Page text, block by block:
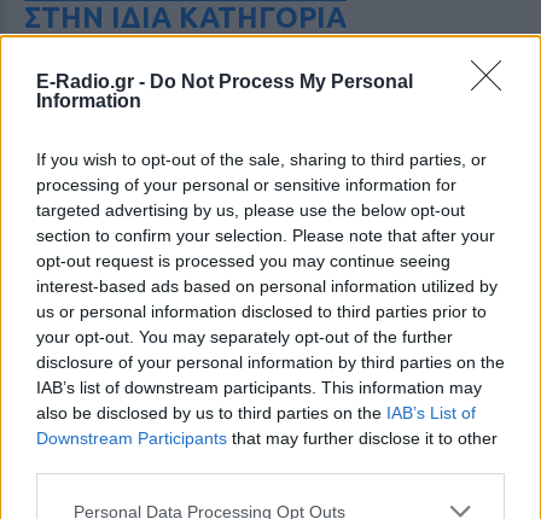
E-Radio.gr - Do Not Process My Personal
Information
If you wish to opt-out of the sale, sharing to third parties, or
processing of your personal or sensitive information for
targeted advertising by us, please use the below opt-out
section to confirm your selection. Please note that after your
opt-out request is processed you may continue seeing
interest-based ads based on personal information utilized by
us or personal information disclosed to third parties prior to
your opt-out. You may separately opt-out of the further
disclosure of your personal information by third parties on the
IAB’s list of downstream participants. This information may
also be disclosed by us to third parties on the IAB’s List of
Downstream Participants that may further disclose it to other
Personal Data Processing Opt Outs
ΣΤΗΝ ΙΔΙΑ ΚΑΤΗΓΟΡΙΑ
Χρήστος Δάντης: «Συνάδελφοι
προσπαθούν να ξεχάσουν ότι
Ο συνθέτης μίλησε ανοιχτά για την
αχαριστία που βιώνει στον χώρο της
μουσικής, 22 χρόνια μετά τη νίκη της
Ελλάδας στη Eurovision.
Νεαρός στο λιμάνι του Πειραιά:
«Πάω διακοπές έναν μήνα» ‑ Η
απίθανη ατάκα στην κάμερα του
MEGA
ΧΤΕΣ
Η κάμερα της εκπομπής «Κοινωνία Ώρα
στιγμή από το λιμάνι του Πειραιά, την